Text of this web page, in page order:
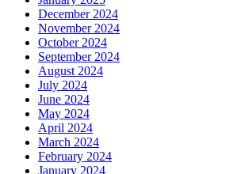
December 2024
November 2024
October 2024
September 2024
August 2024
July 2024
June 2024
May 2024
April 2024
March 2024
February 2024
January 2024